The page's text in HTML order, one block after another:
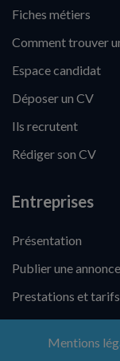
Fiches métiers
Comment trouver
Espace candidat
Déposer un CV
Ils recrutent
Rédiger son CV
Entreprises
Présentation
Publier une annonce
Prestations et tarifs
Mentions